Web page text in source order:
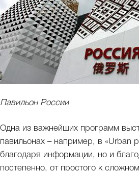
Павильон России
Одна из важнейших программ
павильонах – например, в «Urban
благодаря информации, но и
постепенно, от простого к